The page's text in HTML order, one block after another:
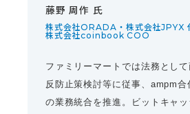
藤野 周作 氏
株式会社ORADA・株式会社JPYX
株式会社coinbook COO
ファミリーマートでは法務とし
反防止策検討等に従事、ampm合
の業務統合を推進。ビットキャ